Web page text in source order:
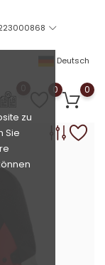
zu
Sie
Deutsch
0 0